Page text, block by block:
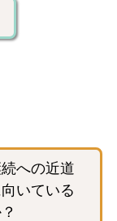
への近道
いている